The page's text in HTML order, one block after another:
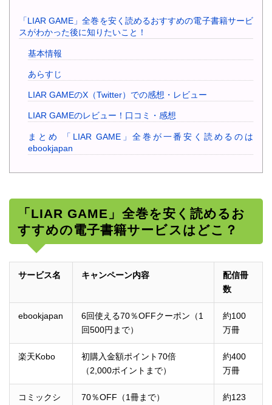
「LIAR GAME」全巻を安く読めるおすすめの電子書籍サービ
スがわかった後に知りたいこと！
基本情報
あらすじ
LIAR GAMEのX（Twitter）での感想・レビュー
LIAR GAMEのレビュー！口コミ・感想
まとめ 「LIAR GAME」全巻が一番安く読めるのは
ebookjapan
「LIAR GAME」全巻を安く読めるお
すすめの電子書籍サービスはどこ？
サービス名 キャンペーン内容
配信冊
数
ebookjapan
6回使える70％OFFクーポン（1
回500円まで）
約100
万冊
楽天Kobo
初購入金額ポイント70倍
（2,000ポイントまで）
約400
万冊
コミックシ
70％OFF（1冊まで）
約123